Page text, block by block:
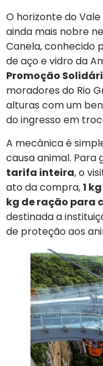
O horizonte do
ainda mais nobre
Canela, conhecido
de aço e vidro da
Promoção
moradores do Rio
alturas com um
do ingresso em
A mecânica é
causa animal.
tarifa inteira, o
ato da compra,1
kg de ração para
destinada a
de proteção aos